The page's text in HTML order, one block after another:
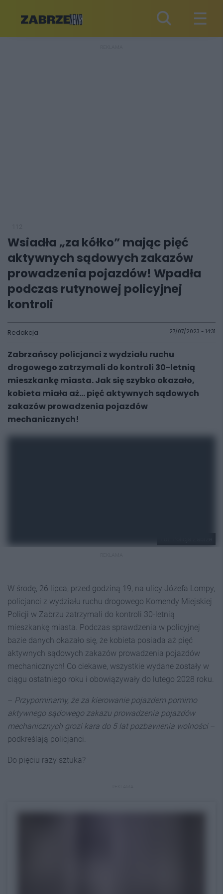
Wsiadła „za kółko” mając pięć
aktywnych sądowych zakazów
prowadzenia pojazdów! Wpadła
podczas rutynowej policyjnej
kontroli
Redakcja 27/07/2023 - 14:31
Zabrzańscy policjanci z wydziału ruchu
drogowego zatrzymali do kontroli 30-letnią
mieszkankę miasta. Jak się szybko okazało,
kobieta miała aż... pięć aktywnych sądowych
zakazów prowadzenia pojazdów
mechanicznych!
W środę, 26 lipca, przed godziną 19, na ulicy Józefa Lompy,
policjanci z wydziału ruchu drogowego Komendy Miejskiej
Policji w Zabrzu zatrzymali do kontroli 30-letnią
mieszkankę miasta. Podczas sprawdzenia w policyjnej
bazie danych okazało się, że kobieta posiada aż pięć
aktywnych sądowych zakazów prowadzenia pojazdów
mechanicznych! Co ciekawe, wszystkie wydane zostały w
ciągu ostatniego roku i obowiązywały do lutego 2028 roku.
– Przypominamy, że za kierowanie pojazdem pomimo
aktywnego sądowego zakazu prowadzenia pojazdów
mechanicznych grozi kara do 5 lat pozbawienia wolności –
podkreślają policjanci.
Do pięciu razy sztuka?